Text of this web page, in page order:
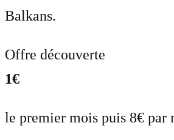
Balkans.
Offre découverte
1€
le premier mois puis 8€ par